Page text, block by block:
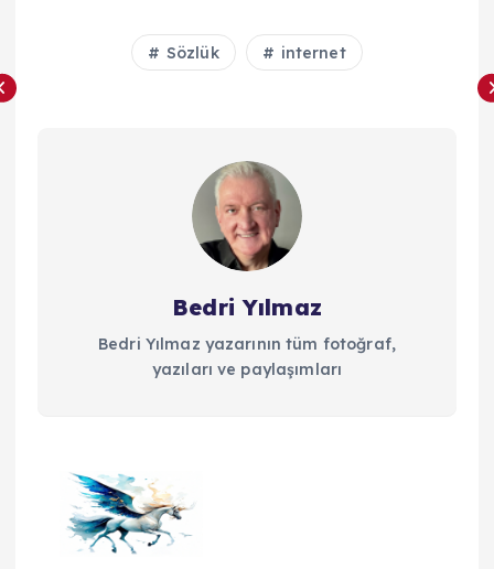
Sözlük internet
Bedri Yılmaz
Bedri Yılmaz yazarının tüm fotoğraf,
yazıları ve paylaşımları